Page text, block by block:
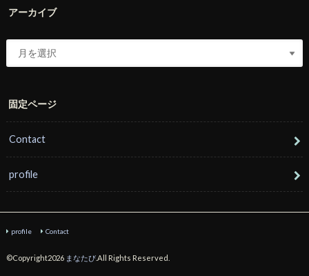
アーカイブ
固定ページ
Contact
profile
profile Contact
©Copyright2026 まなたび.All Rights Reserved.